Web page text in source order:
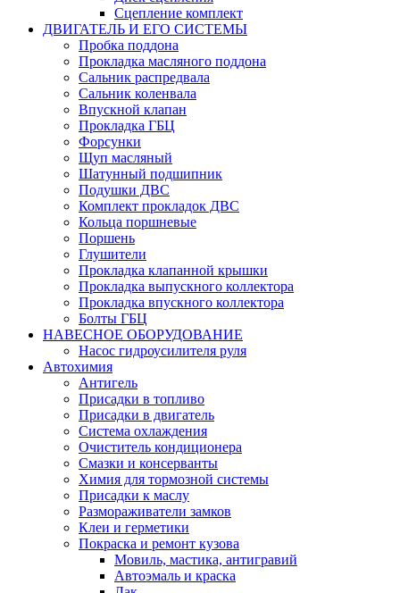
Сцепление комплект
ДВИГАТЕЛЬ И ЕГО СИСТЕМЫ
Пробка поддона
Прокладка масляного поддона
Сальник распредвала
Сальник коленвала
Впускной клапан
Прокладка ГБЦ
Форсунки
Щуп масляный
Шатунный подшипник
Подушки ДВС
Комплект прокладок ДВС
Кольца поршневые
Поршень
Глушители
Прокладка клапанной крышки
Прокладка выпускного коллектора
Прокладка впускного коллектора
Болты ГБЦ
НАВЕСНОЕ ОБОРУДОВАНИЕ
Насос гидроусилителя руля
Автохимия
Антигель
Присадки в топливо
Присадки в двигатель
Система охлаждения
Очиститель кондиционера
Смазки и консерванты
Химия для тормозной системы
Присадки к маслу
Размораживатели замков
Клеи и герметики
Покраска и ремонт кузова
Мовиль, мастика, антигравий
Автоэмаль и краска